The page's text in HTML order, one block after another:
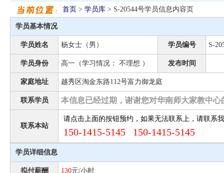
首页 > 学员库 > S-20544号学员信息内容页
学员基本情况
学员姓名 杨女士（男） 学员编号 S-
学员身份 高一（学习情况： 不理想 ） 发布时间
家庭地址 越秀区淘金东路112号富力御龙庭
联系学员 本信息已经过期，谢谢您对华南师大家教中心
联系本站
请点击上面的按钮预约，如果无法联系上，请联系
150-1415-5145 150-1415-5145
学员详细信息
拟付薪酬 130元/小时